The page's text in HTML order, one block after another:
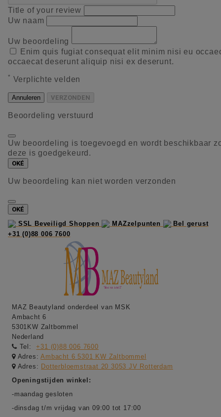
Title of your review
Uw naam
Uw beoordeling
Enim quis fugiat consequat elit minim nisi eu
occaecat deserunt aliquip nisi ex deserunt.
* Verplichte velden
Annuleren VERZONDEN
Beoordeling verstuurd
Uw beoordeling is toegevoegd en wordt beschikbaar
deze is goedgekeurd.
OKÉ
Uw beoordeling kan niet worden verzonden
OKÉ
SSL Beveiligd Shoppen
MAZzelpunten
Bel gerust
+31 (0)88 006 7600
MAZ Beautyland onderdeel van MSK
Ambacht 6
5301KW Zaltbommel
Nederland
Tel:
+31 (0)88 006 7600
Adres:Ambacht 6 5301 KW Zaltbommel
Adres: Dotterbloemstraat 20 3053 JV Rotterdam
Openingstijden winkel:
-maandag gesloten
-dinsdag t/m vrijdag van 09:00 tot 17:00